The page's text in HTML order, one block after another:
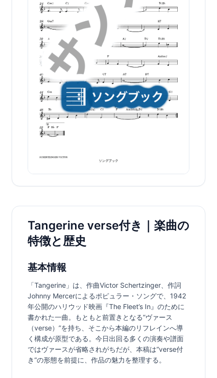
Tangerine verse付き｜楽曲の
特徴と歴史
基本情報
「Tangerine」は、作曲Victor Schertzinger、作詞
Johnny Mercerによるポピュラー・ソングで、1942
年公開のハリウッド映画『The Fleet’s In』のために
書かれた一曲。もともと前置きとなる“ヴァース
（verse）”を持ち、そこから本編のリフレインへ導
く構成が原型である。今日出回る多くの演奏や譜面
ではヴァースが省略されがちだが、本稿は“verse付
き”の形態を前提に、作品の魅力を整理する。